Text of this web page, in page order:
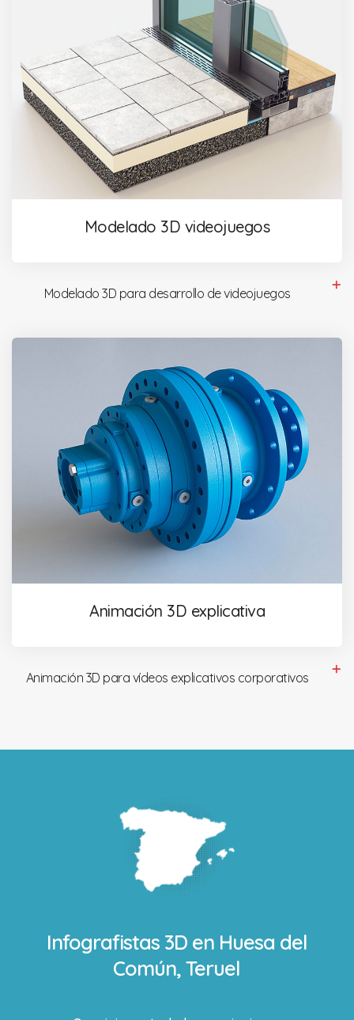
Modelado 3D videojuegos
Modelado 3D para desarrollo de videojuegos
Animación 3D explicativa
Animación 3D para vídeos explicativos corporativos
Infografistas 3D en Huesa del
Común, Teruel